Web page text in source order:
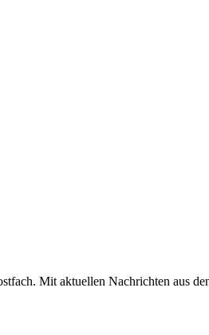
Mit aktuellen Nachrichten aus